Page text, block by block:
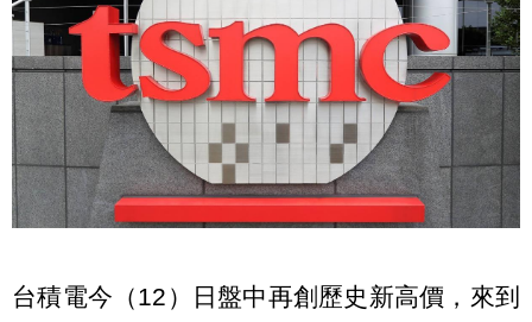
台積電今（12）日盤中再創歷史新高價，來到